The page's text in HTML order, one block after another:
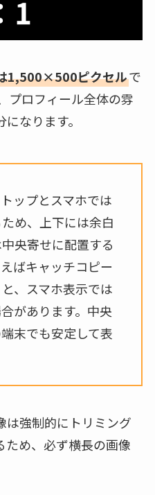
1,500×500ピクセルで
プロフィール全体の雰
なります。
ップとスマホでは
め、上下には余白
央寄せに配置する
ばキャッチコピー
、スマホ表示では
があります。中央
末でも安定して表
は強制的にトリミング
ため、必ず横長の画像